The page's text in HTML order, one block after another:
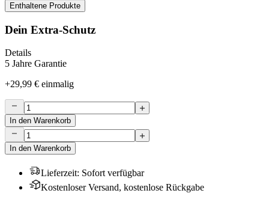
Enthaltene Produkte
Dein Extra-Schutz
Details
5 Jahre Garantie
+29,99 € einmalig
In den Warenkorb
In den Warenkorb
Lieferzeit: Sofort verfügbar
Kostenloser Versand, kostenlose Rückgabe